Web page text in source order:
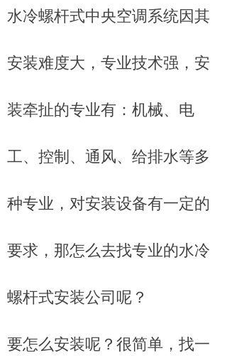
水冷螺杆式中央空调系统因其
安装难度大，专业技术强，安
装牵扯的专业有：机械、电
工、控制、通风、给排水等多
种专业，对安装设备有一定的
要求，那怎么去找专业的水冷
螺杆式安装公司呢？
要怎么安装呢？很简单，找一